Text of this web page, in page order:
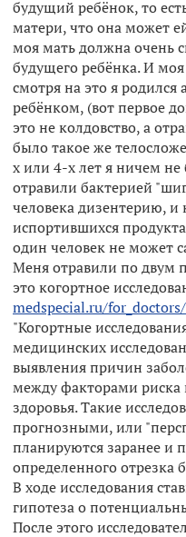
будущий ребёнок, то
матери, что она может
моя мать должна очень
будущего ребёнка. И
смотря на это я
ребёнком, (вот первое
это не колдовство, а
было такое же
х или 4-х лет я ничем
отравили бактерией
человека дизентерию, и
испортившихся
один человек не может
Меня отравили по двум
это когортное
medspecial.ru/
"Когортные
медицинских
выявления причин
между факторами риска
здоровья. Такие
прогнозными, или
планируются заранее и
определенного отрезка
В ходе исследования
гипотеза о
После этого